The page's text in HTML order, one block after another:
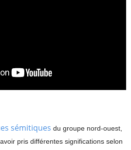
sémitiques du groupe nord-ouest,
pris différentes significations selon